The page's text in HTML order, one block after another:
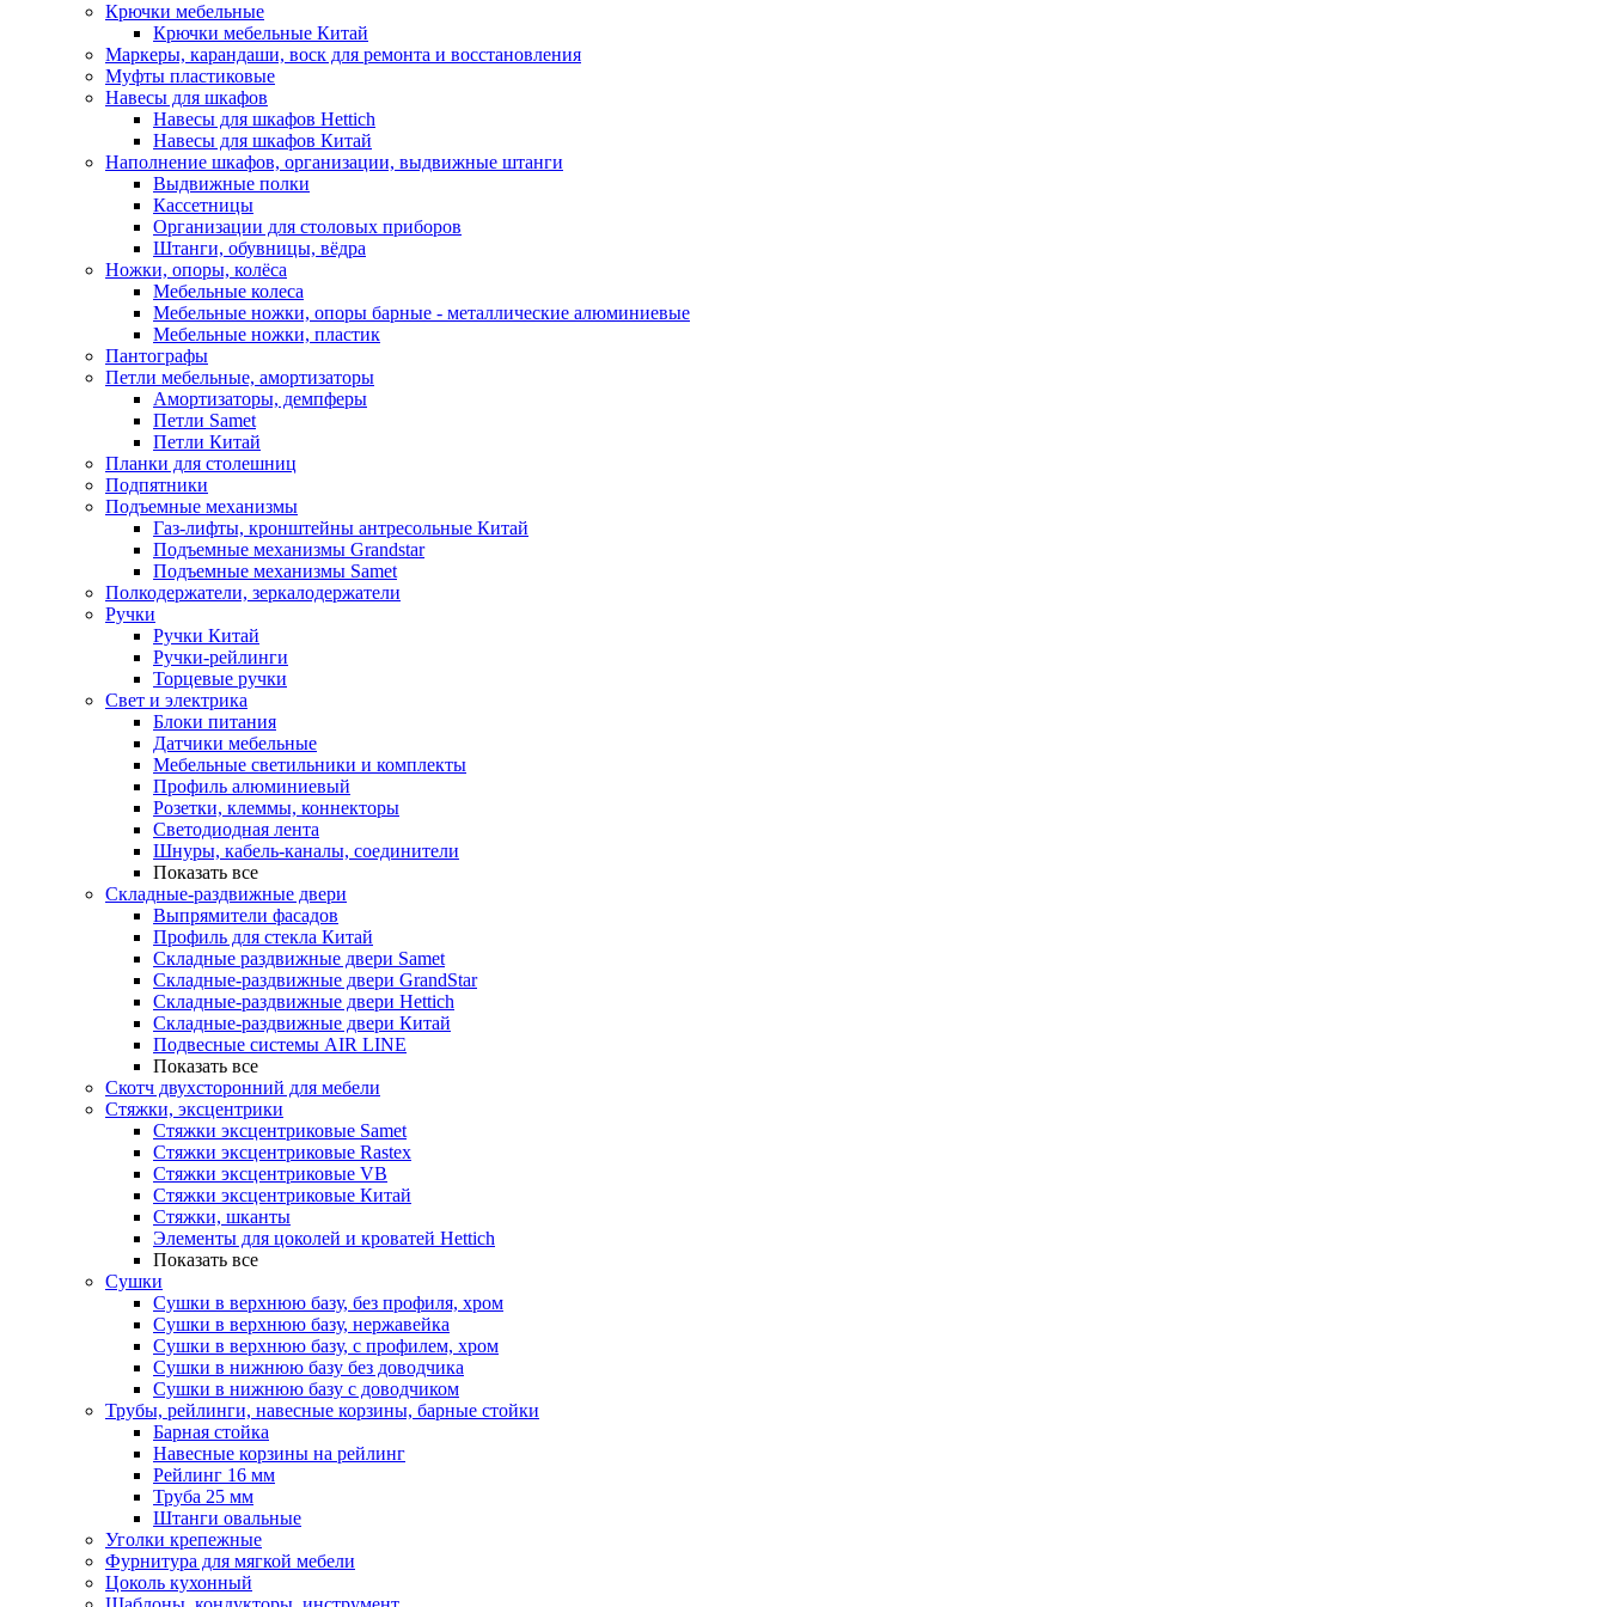
Крючки мебельные
Крючки мебельные Китай
Маркеры, карандаши, воск для ремонта и восстановления
Муфты пластиковые
Навесы для шкафов
Навесы для шкафов Hettich
Навесы для шкафов Китай
Наполнение шкафов, организации, выдвижные штанги
Выдвижные полки
Кассетницы
Организации для столовых приборов
Штанги, обувницы, вёдра
Ножки, опоры, колёса
Мебельные колеса
Мебельные ножки, опоры барные - металлические алюминиевые
Мебельные ножки, пластик
Пантографы
Петли мебельные, амортизаторы
Амортизаторы, демпферы
Петли Samet
Петли Китай
Планки для столешниц
Подпятники
Подъемные механизмы
Газ-лифты, кронштейны антресольные Китай
Подъемные механизмы Grandstar
Подъемные механизмы Samet
Полкодержатели, зеркалодержатели
Ручки
Ручки Китай
Ручки-рейлинги
Торцевые ручки
Свет и электрика
Блоки питания
Датчики мебельные
Мебельные светильники и комплекты
Профиль алюминиевый
Розетки, клеммы, коннекторы
Светодиодная лента
Шнуры, кабель-каналы, соединители
Показать все
Складные-раздвижные двери
Выпрямители фасадов
Профиль для стекла Китай
Складные раздвижные двери Samet
Складные-раздвижные двери GrandStar
Складные-раздвижные двери Hettich
Складные-раздвижные двери Китай
Подвесные системы AIR LINE
Показать все
Скотч двухсторонний для мебели
Стяжки, эксцентрики
Cтяжки эксцентриковые Samet
Стяжки эксцентриковые Rastex
Стяжки эксцентриковые VB
Стяжки эксцентриковые Китай
Стяжки, шканты
Элементы для цоколей и кроватей Hettich
Показать все
Сушки
Сушки в верхнюю базу, без профиля, хром
Сушки в верхнюю базу, нержавейка
Сушки в верхнюю базу, с профилем, хром
Сушки в нижнюю базу без доводчика
Сушки в нижнюю базу с доводчиком
Трубы, рейлинги, навесные корзины, барные стойки
Барная стойка
Навесные корзины на рейлинг
Рейлинг 16 мм
Труба 25 мм
Штанги овальные
Уголки крепежные
Фурнитура для мягкой мебели
Цоколь кухонный